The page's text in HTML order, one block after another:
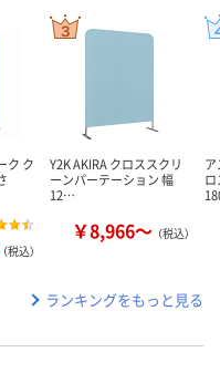
ク ク
（税込）
Y2K AKIRA クロススクリ
ーンパーテーション 幅
12…
￥8,966～ （税込）
ランキングをもっと見る